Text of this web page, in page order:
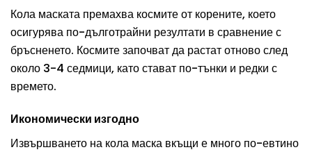
Кола маската премахва космите от корените, което
осигурява по-дълготрайни резултати в сравнение с
бръсненето. Космите започват да растат отново след
около 3-4 седмици, като стават по-тънки и редки с
времето.
Икономически изгодно
Извършването на кола маска вкъщи е много по-евтино